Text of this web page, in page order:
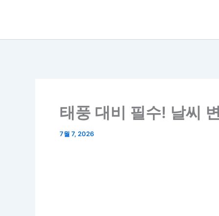
츠
태풍 대비 필수! 날씨
7월 7, 2026